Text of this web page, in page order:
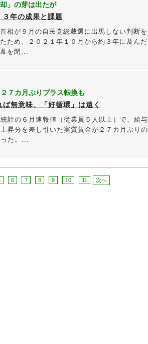
却」の芽は出たが
３年の成果と課題
相が９月の自民党総裁選に出馬しない判断を
ため、２０２１年１０月から約３年に及んだ
を閉...
７カ月ぶりプラス転換も
ば無意味、「好循環」は遠く
計の６月速報値（従業員５人以上）で、給与
昇分を差し引いた実質賃金が２７カ月ぶりの
た。...
6 7 8 9 10 11 次へ